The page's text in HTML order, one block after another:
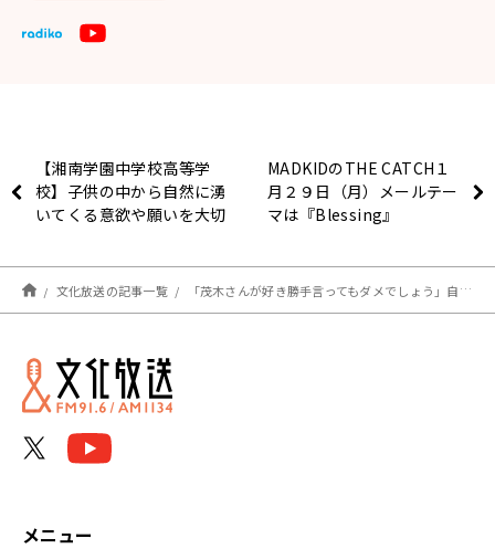
【湘南学園中学校高等学
校】子供の中から自然に湧
いてくる意欲や願いを大切
生
MADKIDのTHE CATCH１
月２９日（月）メールテー
マは『Blessing』
文化放送の記事一覧 「茂木さんが好き勝手言ってもダメでしょう」自民党茂木派から退会者相次ぐ 原因と今後を分析
メニュー